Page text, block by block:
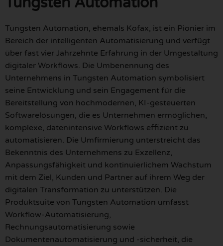
Tungsten Automation, ehemals Kofax, ist ein Pionier im
Bereich der intelligenten Automatisierung und verfügt
über fast vier Jahrzehnte Erfahrung in der Umgestaltung
digitaler Workflows. Die Umbenennung des
Unternehmens in Tungsten Automation symbolisiert
seine Entwicklung und sein Engagement für die
Bereitstellung von hochmodernen, KI-gesteuerten
Softwarelösungen, die es Unternehmen ermöglichen,
komplexe, datenintensive Workflows effizient zu
automatisieren. Die Umfirmierung unterstreicht das
Bekenntnis des Unternehmens zu Exzellenz,
Anpassungsfähigkeit und kontinuierlichem Wachstum
mit dem Ziel, Kunden und Partner auf ihrem Weg der
digitalen Transformation zu unterstützen. Die
Produktsuite von Tungsten Automation umfasst
Workflow-Automatisierung,
Rechnungsautomatisierung sowie
Dokumentenautomatisierung und -sicherheit, die